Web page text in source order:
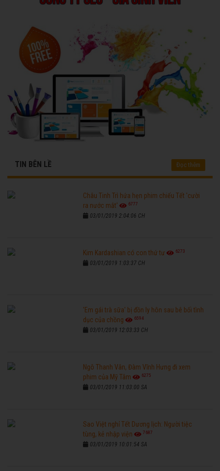
TIN BÊN LỀ Đọc thêm
Châu Tinh Trì hứa hẹn phim chiếu Tết 'cười
ra nước mắt'
6777
03/01/2019 2:04:06 CH
Kim Kardashian có con thứ tư 6273
03/01/2019 1:03:37 CH
'Em gái trà sữa' bị đồn ly hôn sau bê bối tình
dục của chồng
6594
03/01/2019 12:03:33 CH
Ngô Thanh Vân, Đàm Vĩnh Hưng đi xem
phim của Mỹ Tâm
6275
03/01/2019 11:03:00 SA
Sao Việt nghỉ Tết Dương lịch: Người tiệc
tùng, kẻ nhập viện
7687
03/01/2019 10:01:54 SA